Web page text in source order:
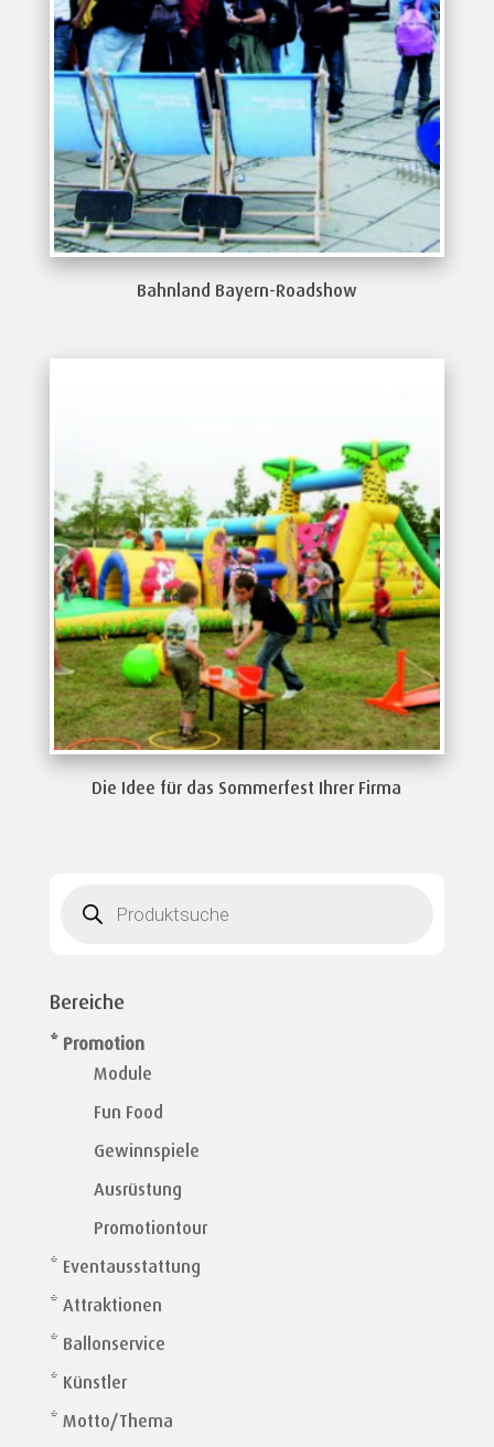
Bahnland Bayern-Roadshow
Die Idee für das Sommerfest Ihrer Firma
search
Bereiche
* Promotion
Module
Fun Food
Gewinnspiele
Ausrüstung
Promotiontour
* Eventausstattung
* Attraktionen
* Ballonservice
* Künstler
* Motto/Thema